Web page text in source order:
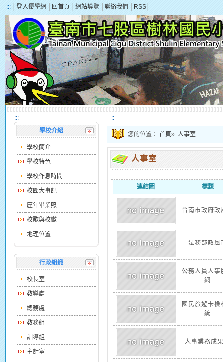
::: 登入優學網 回首頁 網站導覽 聯絡我們 RSS
:::
學校介紹
學校簡介
學校特色
學校作息時間
校園大事記
歷年畢業照
校歌與校徽
地理位置
行政組織
校長室
教導處
總務處
教務組
訓導組
主計室
:::
您的位置： 首頁» 人事室
人事室
連結圖 標題
台南市政府政
法務部政風
公務人員人事
網
國民旅遊卡檢
統
人事業務成